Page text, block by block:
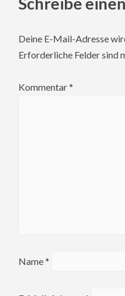
Deine E-Mail-Adresse
Erforderliche Felder sind
Kommentar*
Name*